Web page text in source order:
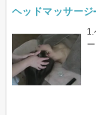
ヘッドマッサー